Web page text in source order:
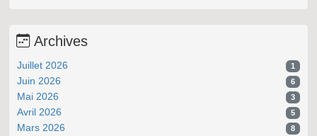
Archives
Juillet 2026 1
Juin 2026 6
Mai 2026 3
Avril 2026 5
Mars 2026 8